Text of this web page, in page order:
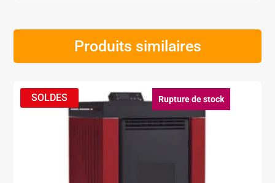
Produits similaires
Rupture de stock